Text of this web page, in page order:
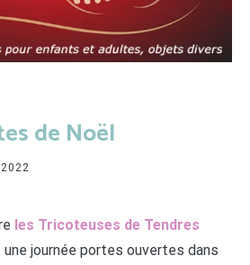
de Noël
les Tricoteuses de Tendres
journée portes ouvertes dans